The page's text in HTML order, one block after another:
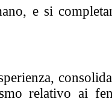
e si
relativo ai